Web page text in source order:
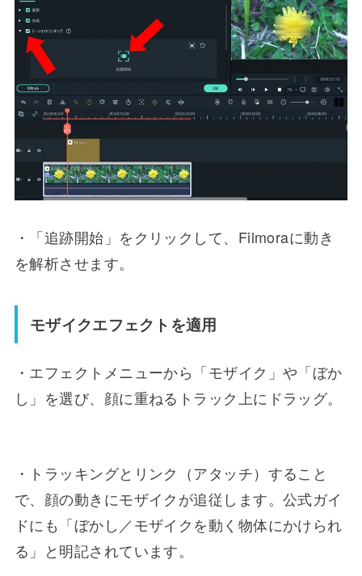
・「追跡開始」をクリックして、Filmoraに動き
を解析させます。
モザイクエフェクトを適用
・エフェクトメニューから「モザイク」や「ぼか
し」を選び、顔に重ねるトラック上にドラッグ。
・トラッキングとリンク（アタッチ）すること
で、顔の動きにモザイクが追従します。公式ガイ
ドにも「ぼかし／モザイクを動く物体にかけられ
る」と明記されています。